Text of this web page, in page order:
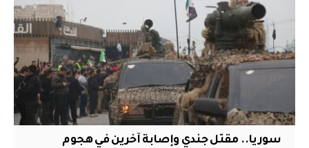
سوريا.. مقتل جندي وإصابة آخرين في هجوم